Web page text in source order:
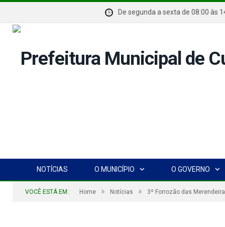
De segunda a sexta de 08:00
NOTÍCIAS O MUNICÍPIO O GOVERNO
VOCÊ ESTÁ EM: Home » Notícias » 3º Forrozão das